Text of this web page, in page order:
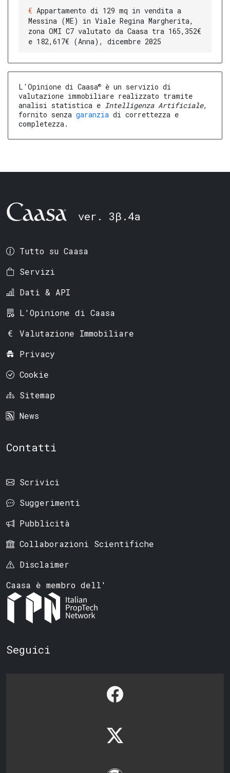
Appartamento di 129 mq in vendita a
Messina (ME) in Viale Regina Margherita,
zona OMI C7 valutato da Caasa tra 165,352€
e 182,617€ (Anna), dicembre 2025
L'Opinione di Caasa®
è un servizio di
valutazione immobiliare realizzato tramite
analisi statistica e Intelligenza Artificiale,
fornito senza garanzia di correttezza e
completezza.
ver. 3β.4a
Tutto su Caasa
Servizi
Dati & API
L'Opinione di Caasa
Valutazione Immobiliare
Privacy
Cookie
Sitemap
News
Contatti
Scrivici
Suggerimenti
Pubblicità
Collaborazioni Scientifiche
Disclaimer
Caasa è membro dell'
Seguici